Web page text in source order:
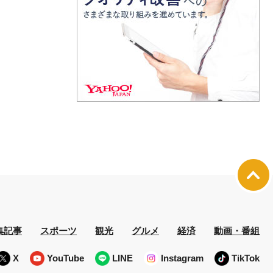
記事 スポーツ 観光 グルメ 経済 動画・番組
X YouTube LINE Instagram TikTok